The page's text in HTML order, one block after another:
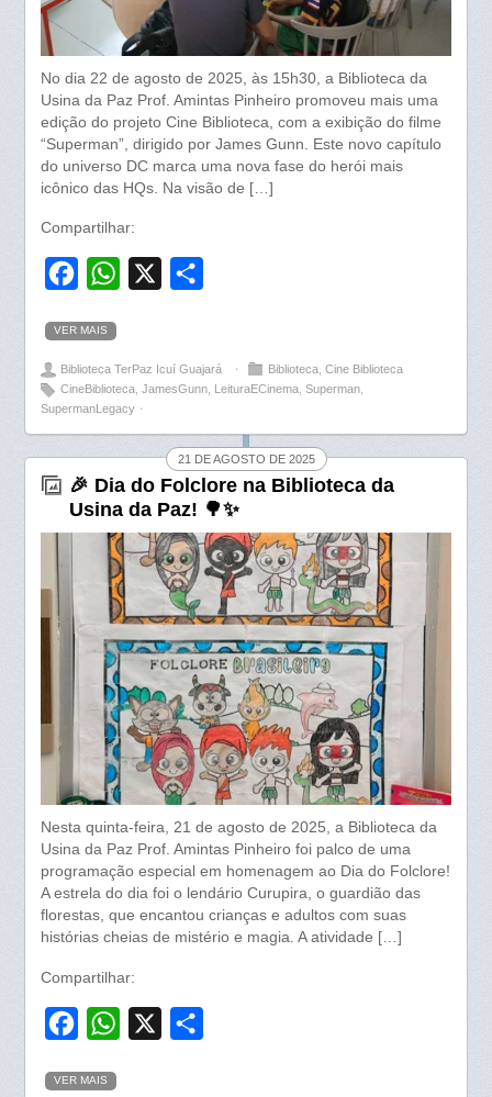
No dia 22 de agosto de 2025, às 15h30, a Biblioteca da
Usina da Paz Prof. Amintas Pinheiro promoveu mais uma
edição do projeto Cine Biblioteca, com a exibição do filme
“Superman”, dirigido por James Gunn. Este novo capítulo
do universo DC marca uma nova fase do herói mais
icônico das HQs. Na visão de […]
Compartilhar:
c
e
b
o
k
W
t
s
A
p
r
VER MAIS
Biblioteca TerPaz Icuí Guajará ⋅ Biblioteca ,Cine Biblioteca
CineBiblioteca ,JamesGunn LeituraECinema ,Superman
SupermanLegacy ⋅
21 DE AGOSTO DE 2025
🎉 Dia do Folclore na Biblioteca da
Usina da Paz! 🌳✨
Nesta quinta-feira, 21 de agosto de 2025, a Biblioteca da
Usina da Paz Prof. Amintas Pinheiro foi palco de uma
programação especial em homenagem ao Dia do Folclore!
A estrela do dia foi o lendário Curupira, o guardião das
florestas, que encantou crianças e adultos com suas
histórias cheias de mistério e magia. A atividade […]
Compartilhar:
c
W
VER MAIS